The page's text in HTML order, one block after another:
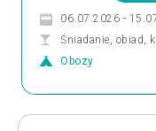
06.07.2026 -
Śniadanie, obiad,
Obozy